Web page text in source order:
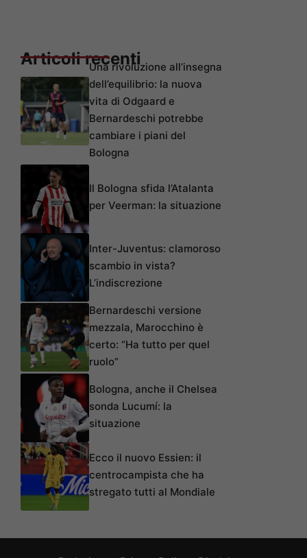
Articoli recentiUna rivoluzione all’insegna
dell’equilibrio: la nuova
vita di Odgaard e
Bernardeschi potrebbe
cambiare i piani del
Bologna
Il Bologna sfida l’Atalanta
per Veerman: la situazione
Inter-Juventus: clamoroso
scambio in vista?
L’indiscrezione
Bernardeschi versione
mezzala, Marocchino è
certo: “Ha tutto per quel
ruolo”
Bologna, anche il Chelsea
sonda Lucumí: la
situazione
Ecco il nuovo Essien: il
centrocampista che ha
stregato tutti al Mondiale